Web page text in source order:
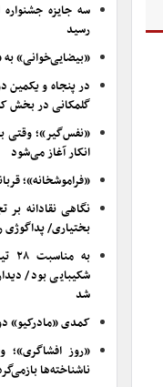
سه جایزه جشنواره
رسید
«بیضایی‌خوانی»
در پنجاه و یکمین
گلمکانی در بخش
«نفس‌گیر»؛ وقتی
انکار آغاز می‌شود
«فراموشخانه»؛
نگاهی نقادانه بر
بختیاری/ پداگوژی
شکیبایی بود/
شد
کمدی «مادرکیو»
«روز افشاگری»؛
ناشناخته‌ها